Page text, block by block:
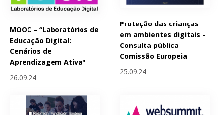
MOOC – “Laboratórios de
Educação Digital:
Cenários de
Aprendizagem Ativa"
26.09.24
Proteção das crianças
em ambientes digitais -
Consulta pública
Comissão Europeia
25.09.24